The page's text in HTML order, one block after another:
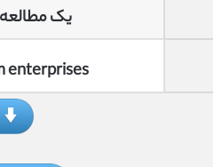
یک مطالعه
enterprises